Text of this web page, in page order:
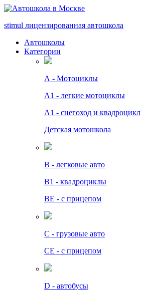
stimul лицензированная автошкола
Автошколы
Категории
А - Мотоциклы
A1 - легкие мотоциклы
A1 - снегоход и квадроцикл
Детская мотошкола
B - легковые авто
В1 - квадроциклы
BE - с прицепом
C - грузовые авто
СЕ - с прицепом
D - автобусы